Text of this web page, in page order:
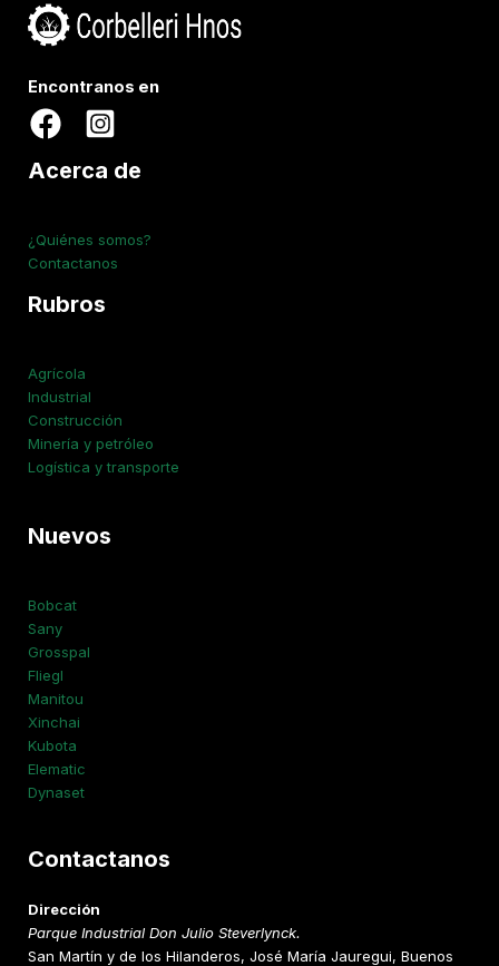
Encontranos en
Acerca de
¿Quiénes somos?
Contactanos
Rubros
Agrícola
Industrial
Construcción
Minería y petróleo
Logística y transporte
Nuevos
Bobcat
Sany
Grosspal
Fliegl
Manitou
Xinchai
Kubota
Elematic
Dynaset
Contactanos
Dirección
Parque Industrial Don Julio Steverlynck.
San Martín y de los Hilanderos, José María Jauregui, Buenos